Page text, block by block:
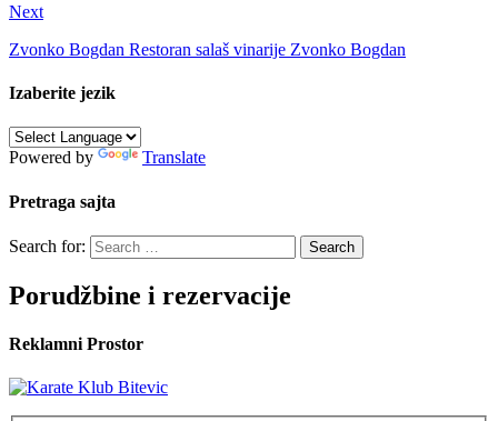
Next
Zvonko Bogdan Restoran salaš vinarije Zvonko Bogdan
Izaberite jezik
Powered by Translate
Pretraga sajta
Search for:
Porudžbine i rezervacije
Reklamni Prostor